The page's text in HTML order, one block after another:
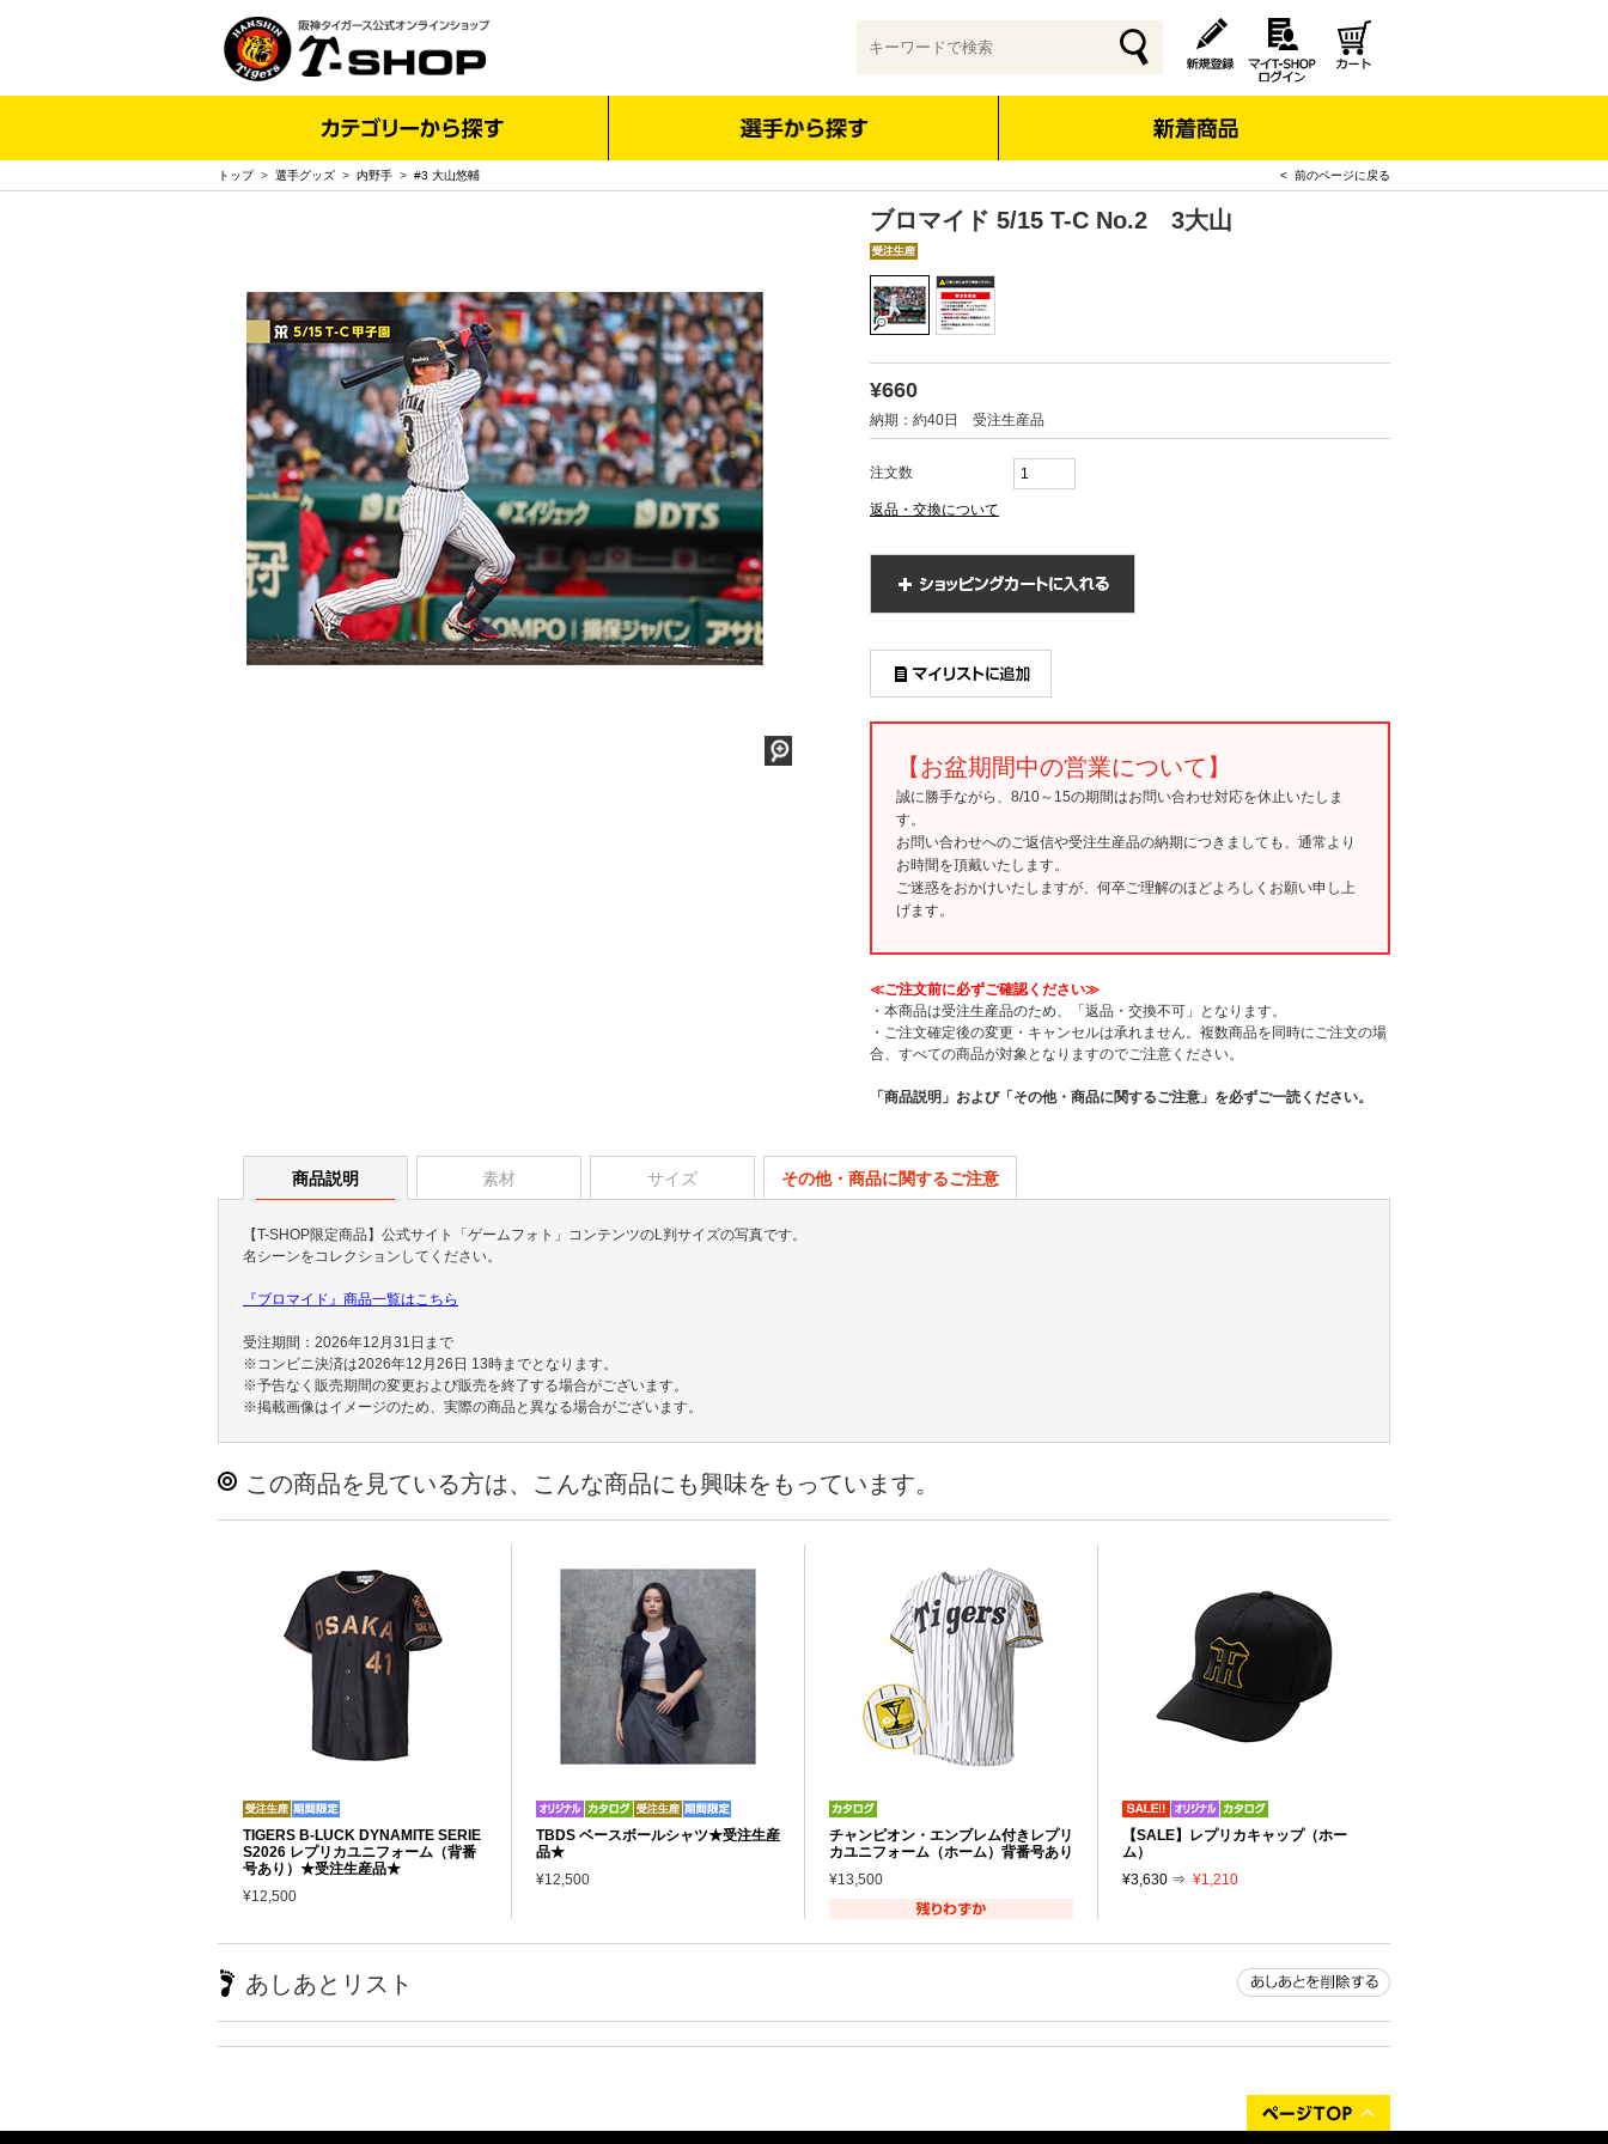
トップ> 選手グッズ > 内野手 > #3 大山悠輔 < 前のページに戻る
ブロマイド 5/15 T-C No.2 3大山
¥660
納期：約40日 受注生産品
注文数
返品・交換について
【お盆期間中の営業について】
誠に勝手ながら、8/10～15の期間はお問い合わせ対応を休止いたしま
す。
お問い合わせへのご返信や受注生産品の納期につきましても、通常より
お時間を頂戴いたします。
ご迷惑をおかけいたしますが、何卒ご理解のほどよろしくお願い申し上
げます。
≪ご注文前に必ずご確認ください≫
・本商品は受注生産品のため、「返品・交換不可」となります。
・ご注文確定後の変更・キャンセルは承れません。複数商品を同時にご注文の場
合、すべての商品が対象となりますのでご注意ください。
「商品説明」および「その他・商品に関するご注意」を必ずご一読ください。
商品説明 素材 サイズ その他・商品に関するご注意
【T-SHOP限定商品】公式サイト「ゲームフォト」コンテンツのL判サイズの写真です。
名シーンをコレクションしてください。
『ブロマイド』商品一覧はこちら
受注期間：2026年12月31日まで
※コンビニ決済は2026年12月26日 13時までとなります。
※予告なく販売期間の変更および販売を終了する場合がございます。
※掲載画像はイメージのため、実際の商品と異なる場合がございます。
この商品を見ている方は、こんな商品にも興味をもっています。
TIGERS B-LUCK DYNAMITE SERIE
S2026 レプリカユニフォーム（背番
号あり）★受注生産品★
¥12,500
TBDS ベースボールシャツ★受注生産
品★
¥12,500
チャンピオン・エンブレム付きレプリ
カユニフォーム（ホーム）背番号あり
¥13,500
【SALE】レプリカキャップ（ホー
ム）
¥3,630 ⇒ ¥1,210
あしあとリスト